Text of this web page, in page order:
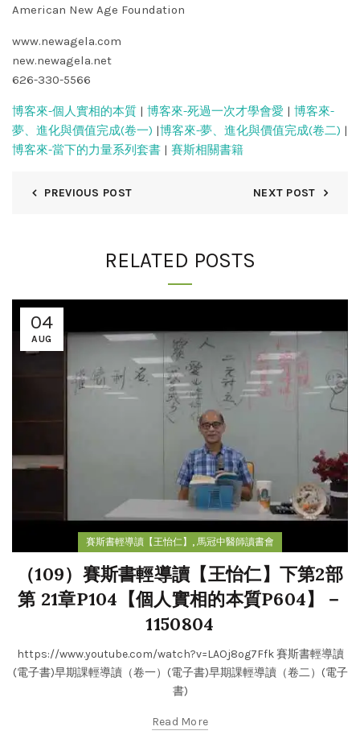
American New Age Foundation
www.newagela.com
new.newagela.net
626-330-5566
博客來-個人實相的本質 | 博客來-死過一次才學會愛 | 博客來-
夢、進化與價值完成(卷一) |博客來-夢、進化與價值完成(卷二) |
博客來-當下的力量系列套書 | 賽斯相關書籍
PREVIOUS POST NEXT POST
RELATED POSTS
04
AUG
賽斯書輕導讀【王怡仁】 , 馬冠中醫師讀書會
（109）賽斯書輕導讀【王怡仁】下第2部
第 21章P104【個人實相的本質P604】－
1150804
https://www.youtube.com/watch?v=LAOj8og7Ffk 賽斯書輕導讀
(電子書)早期課輕導讀（卷一）(電子書)早期課輕導讀（卷二）(電子
書)
Read More